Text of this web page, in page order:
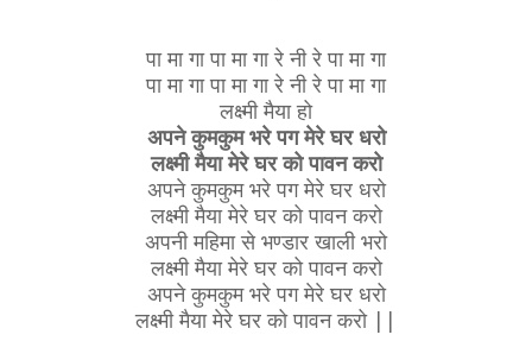
पा मा गा पा मा गा रे नी रे पा मा गा
पा मा गा पा मा गा रे नी रे पा मा गा
लक्ष्मी मैया हो
अपने कुमकुम भरे पग मेरे घर धरो
लक्ष्मी मैया मेरे घर को पावन करो
अपने कुमकुम भरे पग मेरे घर धरो
लक्ष्मी मैया मेरे घर को पावन करो
अपनी महिमा से भण्डार खाली भरो
लक्ष्मी मैया मेरे घर को पावन करो
अपने कुमकुम भरे पग मेरे घर धरो
लक्ष्मी मैया मेरे घर को पावन करो ||